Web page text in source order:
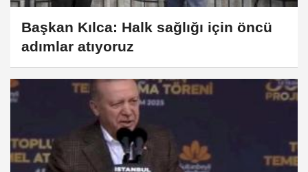
Başkan Kılca: Halk sağlığı için öncü
adımlar atıyoruz